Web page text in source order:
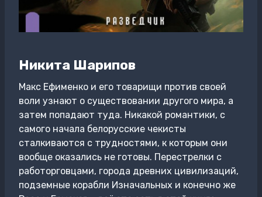
Никита Шарипов
Макс Ефименко и его товарищи против своей
воли узнают о существовании другого мира, а
затем попадают туда. Никакой романтики, с
самого начала белорусские чекисты
сталкиваются с трудностями, к которым они
вообще оказались не готовы. Перестрелки с
работорговцами, города древних цивилизаций,
подземные корабли Изначальных и конечно же